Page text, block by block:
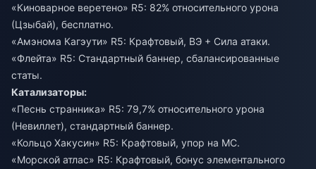
«Киноварное веретено» R5: 82% относительного урона
(Цзыбай), бесплатно.
«Амэнома Кагэути» R5: Крафтовый, ВЭ + Сила атаки.
«Флейта» R5: Стандартный баннер, сбалансированные
статы.
Катализаторы:
«Песнь странника» R5: 79,7% относительного урона
(Невиллет), стандартный баннер.
«Кольцо Хакусин» R5: Крафтовый, упор на МС.
«Морской атлас» R5: Крафтовый, бонус элементального